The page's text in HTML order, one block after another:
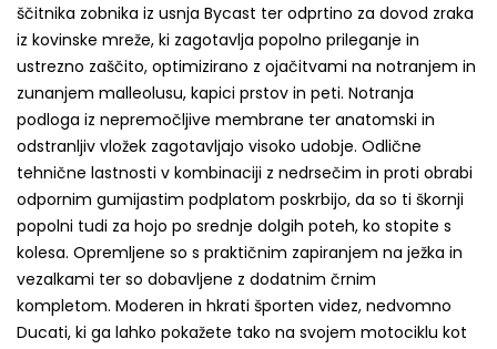
ščitnika zobnika iz usnja Bycast ter odprtino za dovod zraka
iz kovinske mreže, ki zagotavlja popolno prileganje in
ustrezno zaščito, optimizirano z ojačitvami na notranjem in
zunanjem malleolusu, kapici prstov in peti. Notranja
podloga iz nepremočljive membrane ter anatomski in
odstranljiv vložek zagotavljajo visoko udobje. Odlične
tehnične lastnosti v kombinaciji z nedrsečim in proti obrabi
odpornim gumijastim podplatom poskrbijo, da so ti škornji
popolni tudi za hojo po srednje dolgih poteh, ko stopite s
kolesa. Opremljene so s praktičnim zapiranjem na ježka in
vezalkami ter so dobavljene z dodatnim črnim
kompletom. Moderen in hkrati športen videz, nedvomno
Ducati, ki ga lahko pokažete tako na svojem motociklu kot